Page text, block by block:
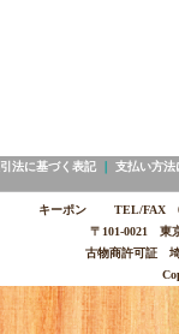
法に基づく表記｜ 支払い方法
キーポン TEL/FAX
〒101-0021 東
古物商許可証